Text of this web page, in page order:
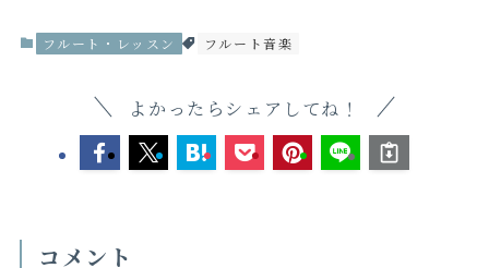
フルート・レッスン フルート音楽
よかったらシェアしてね！
コメント